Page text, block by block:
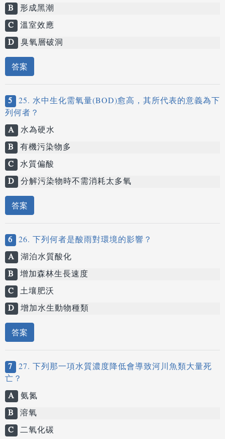
B 形成黑潮
C 溫室效應
D 臭氧層破洞
答案
5 25. 水中生化需氧量(BOD)愈高，其所代表的意義為下
列何者？
A 水為硬水
B 有機污染物多
C 水質偏酸
D 分解污染物時不需消耗太多氧
答案
6 26. 下列何者是酸雨對環境的影響？
A 湖泊水質酸化
B 增加森林生長速度
C 土壤肥沃
D 增加水生動物種類
答案
7 27. 下列那一項水質濃度降低會導致河川魚類大量死
亡？
A 氨氮
B 溶氧
C 二氧化碳